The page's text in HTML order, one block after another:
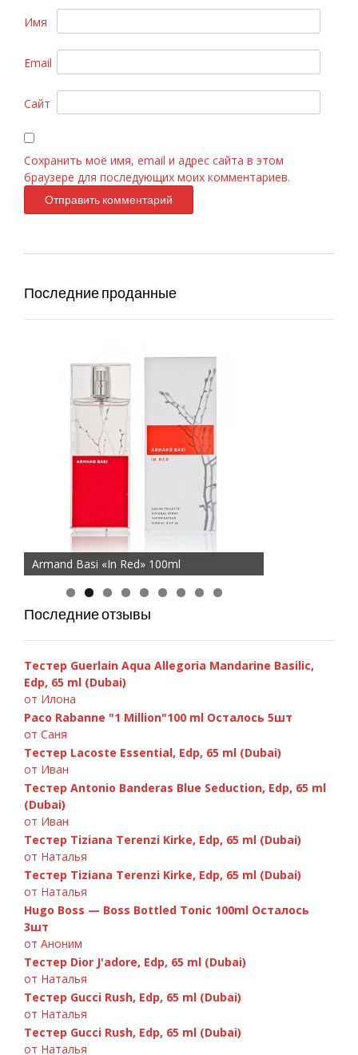
Имя
Email
Сайт
Сохранить моё имя, email и адрес сайта в этом
браузере для последующих моих комментариев.
Последние проданные
C.Dior «Fahrenheit» 100ml
Armand Basi «In Red» 100ml
GIORGIO ARMANI — Si 100ml
Paco Rabanne Invictus 100ml
A.Banderas «Blue Seduction» 100ml
Chanel Chance Eau Fraiche 100ml
Versace «Bright Crystal» 90ml
Chanel «Bleu de Chanel», 100 ml
D&G 3 LImperatrice, 100ml
Последние отзывы
Тестер Guerlain Aqua Allegoria Mandarine Basilic,
Edp, 65 ml (Dubai)
от Илона
Paco Rabanne "1 Million"100 ml Осталось 5шт
от Саня
Тестер Lacoste Essential, Edp, 65 ml (Dubai)
от Иван
Тестер Antonio Banderas Blue Seduction, Edp, 65 ml
(Dubai)
от Иван
Тестер Tiziana Terenzi Kirke, Edp, 65 ml (Dubai)
от Наталья
Тестер Tiziana Terenzi Kirke, Edp, 65 ml (Dubai)
от Наталья
Hugo Boss — Boss Bottled Tonic 100ml Осталось
3шт
от Аноним
Тестер Dior J'adore, Edp, 65 ml (Dubai)
от Наталья
Тестер Gucci Rush, Edp, 65 ml (Dubai)
от Наталья
Тестер Gucci Rush, Edp, 65 ml (Dubai)
от Наталья